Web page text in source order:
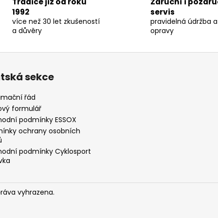
l
d
1992
více než 30 let zkušeností
a důvěry
servis
pravidelná údržba a
opravy
sekce
řád
formulář
podmínky ESSOX
ochrany osobních
podmínky Cyklosport
vyhrazena.